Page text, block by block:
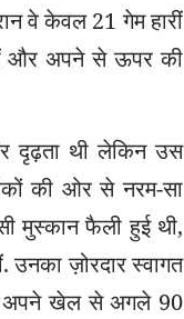
वे केवल 21 गेम हारीं
और अपने से ऊपर की
दृढ़ता थी लेकिन उस
की ओर से नरम-सा
मुस्कान फैली हुई थी,
ज़ोरदार स्वागत
अपने खेल से अगले 90